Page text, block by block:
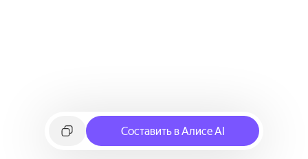
Составить в Алисе AI